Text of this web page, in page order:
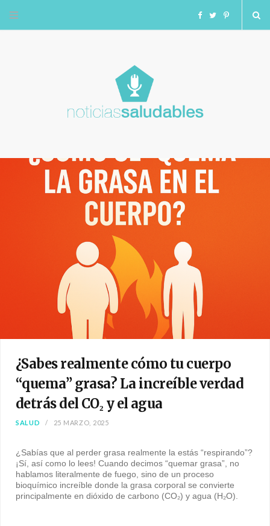
F
o
T
r
I
¿Sabes realmente cómo tu cuerpo
“quema” grasa? La increíble verdad
detrás del CO₂ y el agua
SALUD 25 MARZO, 2025
¿Sabías que al perder grasa realmente la estás “respirando”?
¡Sí, así como lo lees! Cuando decimos “quemar grasa”, no
hablamos literalmente de fuego, sino de un proceso
bioquímico increíble donde la grasa corporal se convierte
principalmente en dióxido de carbono (CO₂) y agua (H₂O).